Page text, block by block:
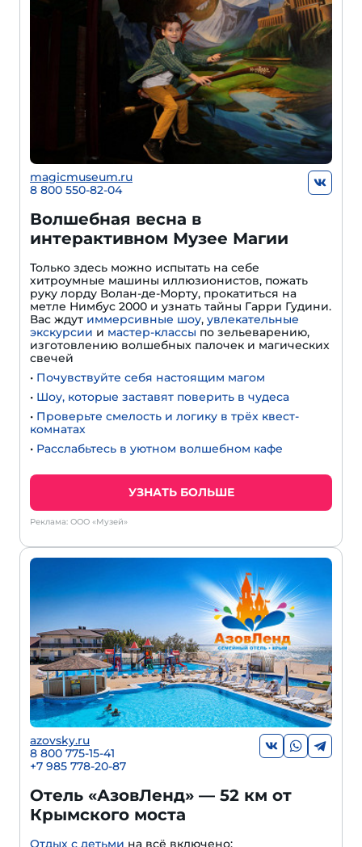
magicmuseum.ru
8 800 550-82-04
Волшебная весна в
интерактивном Музее Магии
Только здесь можно испытать на себе
хитроумные машины иллюзионистов, пожать
руку лорду Волан-де-Морту, прокатиться на
метле Нимбус 2000 и узнать тайны Гарри Гудини.
Вас ждут иммерсивные шоу, увлекательные
экскурсии и мастер-классы по зельеварению,
изготовлению волшебных палочек и магических
свечей
• Почувствуйте себя настоящим магом
• Шоу, которые заставят поверить в чудеса
• Проверьте смелость и логику в трёх квест-
комнатах
• Расслабьтесь в уютном волшебном кафе
УЗНАТЬ БОЛЬШЕ
Реклама: ООО «Музей»
azovsky.ru
8 800 775-15-41
+7 985 778-20-87
Отель «АзовЛенд» — 52 км от
Крымского моста
Отдых с детьми на всё включено: